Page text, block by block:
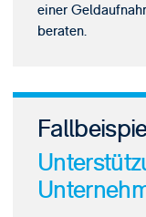
einer
beraten.